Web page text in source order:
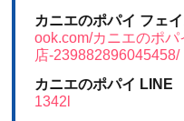
カニエのポパイ フェ
ook.com/カニエのポ
店-239882896045458/
カニエのポパイ LINE
1342l